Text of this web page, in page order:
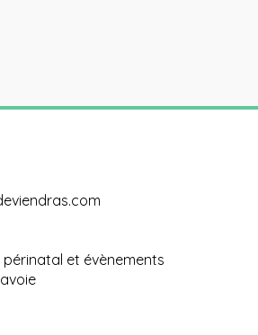
et évènements